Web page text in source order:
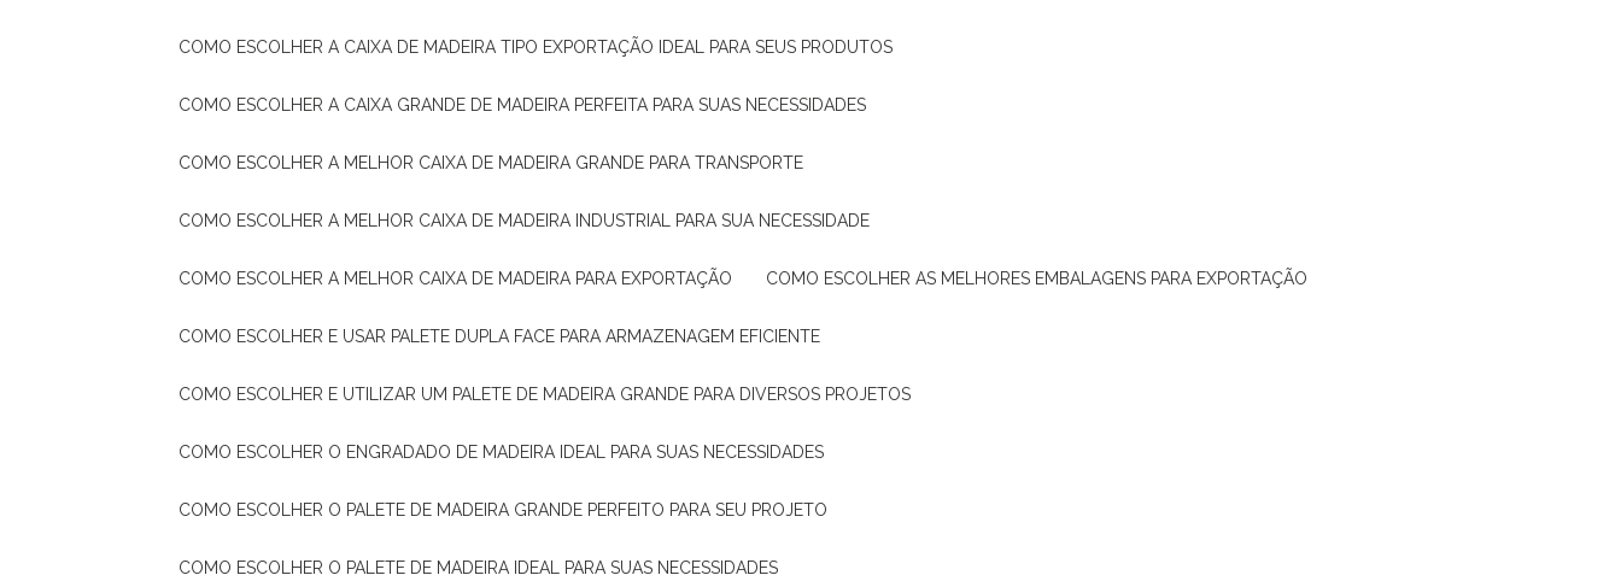
COMO ESCOLHER A CAIXA DE MADEIRA TIPO EXPORTAÇÃO IDEAL PARA SEUS PRODUTOS
COMO ESCOLHER A CAIXA GRANDE DE MADEIRA PERFEITA PARA SUAS NECESSIDADES
COMO ESCOLHER A MELHOR CAIXA DE MADEIRA GRANDE PARA TRANSPORTE
COMO ESCOLHER A MELHOR CAIXA DE MADEIRA INDUSTRIAL PARA SUA NECESSIDADE
COMO ESCOLHER A MELHOR CAIXA DE MADEIRA PARA EXPORTAÇÃO COMO ESCOLHER AS MELHORES EMBALAGENS PARA EXPORTAÇÃO
COMO ESCOLHER E USAR PALETE DUPLA FACE PARA ARMAZENAGEM EFICIENTE
COMO ESCOLHER E UTILIZAR UM PALETE DE MADEIRA GRANDE PARA DIVERSOS PROJETOS
COMO ESCOLHER O ENGRADADO DE MADEIRA IDEAL PARA SUAS NECESSIDADES
COMO ESCOLHER O PALETE DE MADEIRA GRANDE PERFEITO PARA SEU PROJETO
COMO ESCOLHER O PALETE DE MADEIRA IDEAL PARA SUAS NECESSIDADES